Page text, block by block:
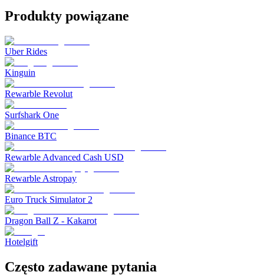
Produkty powiązane
Uber Rides
Kinguin
Rewarble Revolut
Surfshark One
Binance BTC
Rewarble Advanced Cash USD
Rewarble Astropay
Euro Truck Simulator 2
Dragon Ball Z - Kakarot
Hotelgift
Często zadawane pytania